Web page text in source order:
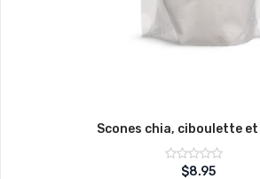
Scones chia, ciboulette
Note
$8.95